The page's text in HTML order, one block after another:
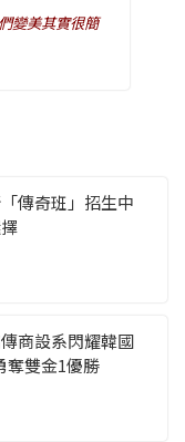
變美其實很簡
傳奇班」招生中
商設系閃耀韓國
奪雙金1優勝